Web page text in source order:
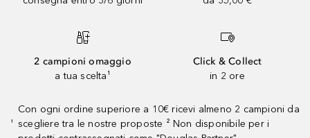
2 campioni omaggio
a tua scelta¹
Click & Collect
in 2 ore
¹
Con ogni ordine superiore a 10€ ricevi almeno 2 campioni da
scegliere tra le nostre proposte ² Non disponibile per i